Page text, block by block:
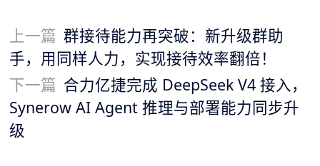
上一篇 群接待能力再突破：新升级群助
手，用同样人力，实现接待效率翻倍！
下一篇 合力亿捷完成 DeepSeek V4 接入，
Synerow AI Agent 推理与部署能力同步升
级